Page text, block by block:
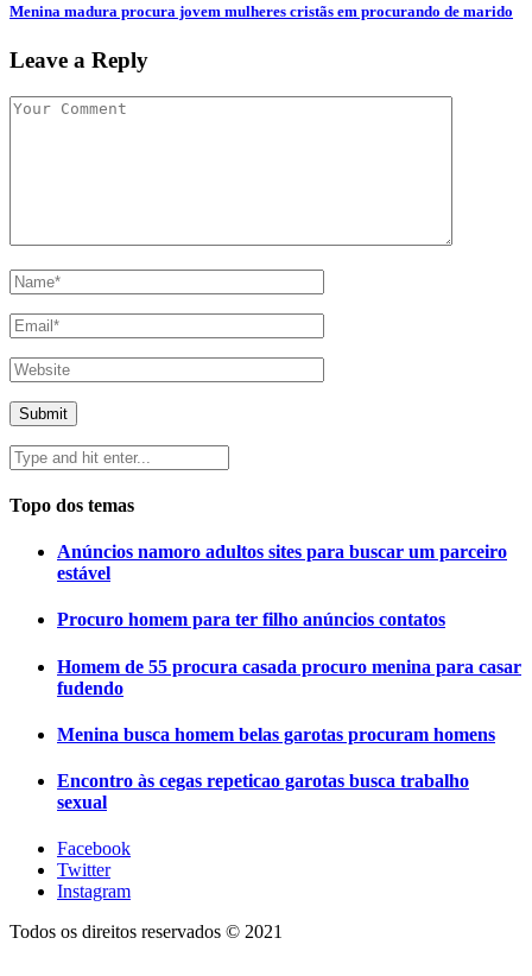
Menina madura procura jovem mulheres cristãs em procurando de marido
Leave a Reply
Topo dos temas
Anúncios namoro adultos sites para buscar um parceiro
estável
Procuro homem para ter filho anúncios contatos
Homem de 55 procura casada procuro menina para casar
fudendo
Menina busca homem belas garotas procuram homens
Encontro às cegas repeticao garotas busca trabalho
sexual
Facebook
Twitter
Instagram
Todos os direitos reservados © 2021